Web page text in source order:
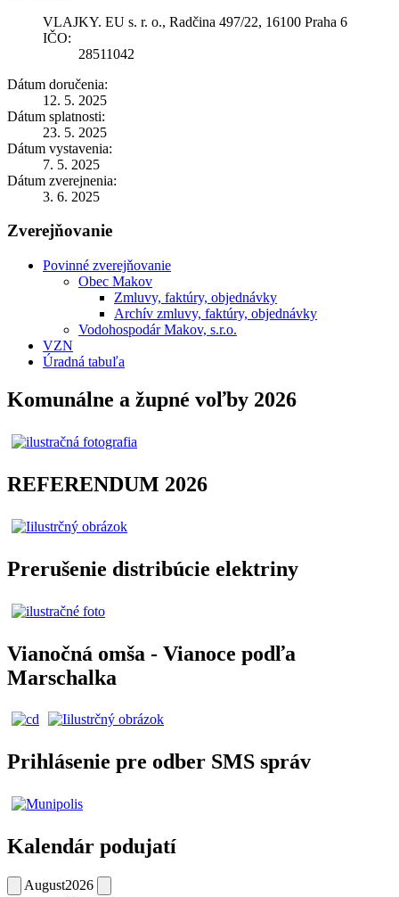
VLAJKY. EU s. r. o., Radčina 497/22, 16100 Praha 6
IČO:
28511042
Dátum doručenia:
12. 5. 2025
Dátum splatnosti:
23. 5. 2025
Dátum vystavenia:
7. 5. 2025
Dátum zverejnenia:
3. 6. 2025
Zverejňovanie
Povinné zverejňovanie
Obec Makov
Zmluvy, faktúry, objednávky
Archív zmluvy, faktúry, objednávky
Vodohospodár Makov, s.r.o.
VZN
Úradná tabuľa
Komunálne a župné voľby 2026
REFERENDUM 2026
Prerušenie distribúcie elektriny
Vianočná omša - Vianoce podľa
Marschalka
Prihlásenie pre odber SMS správ
Kalendár podujatí
August2026